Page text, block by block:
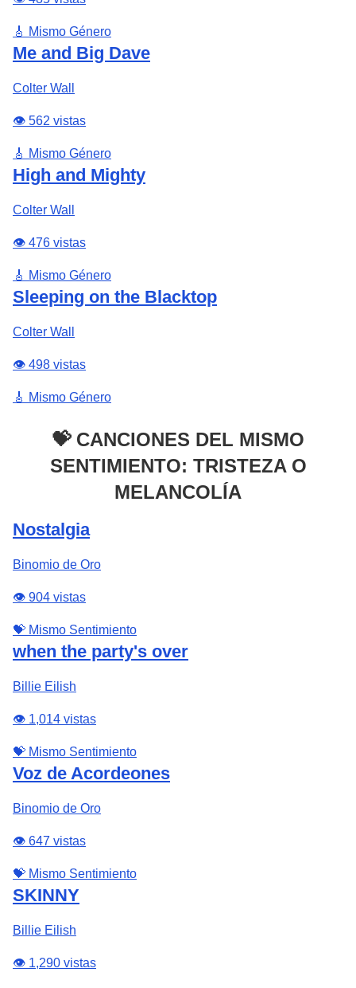
🎸 Mismo Género
Me and Big Dave
Colter Wall
👁️ 562 vistas
🎸 Mismo Género
High and Mighty
Colter Wall
👁️ 476 vistas
🎸 Mismo Género
Sleeping on the Blacktop
Colter Wall
👁️ 498 vistas
🎸 Mismo Género
💝 CANCIONES DEL MISMO
SENTIMIENTO: TRISTEZA O
MELANCOLÍA
Nostalgia
Binomio de Oro
👁️ 904 vistas
💝 Mismo Sentimiento
when the party's over
Billie Eilish
👁️ 1,014 vistas
💝 Mismo Sentimiento
Voz de Acordeones
Binomio de Oro
👁️ 647 vistas
💝 Mismo Sentimiento
SKINNY
Billie Eilish
👁️ 1,290 vistas